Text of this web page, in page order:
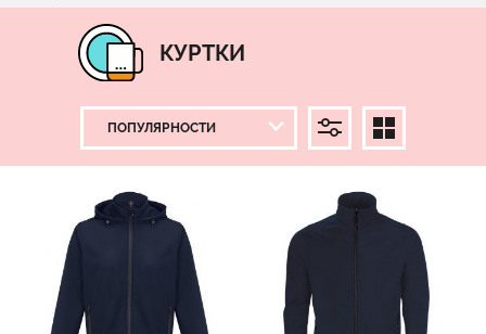
КУРТКИ
ЦЕНА
ПРОИЗВОДИТЕЛЬ